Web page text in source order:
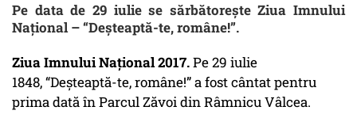
Pe data de 29 iulie se sărbătorește Ziua Imnului
Naţional – “Deşteaptă-te, române!”.
Ziua Imnului Național 2017.Pe 29 iulie
1848, “Deşteaptă-te, române!” a fost cântat pentru
prima dată în Parcul Zăvoi din Râmnicu Vâlcea.